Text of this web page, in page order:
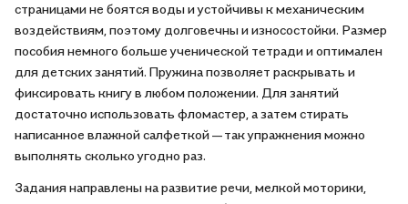
страницами не боятся воды и устойчивы к механическим
воздействиям, поэтому долговечны и износостойки. Размер
пособия немного больше ученической тетради и оптимален
для детских занятий. Пружина позволяет раскрывать и
фиксировать книгу в любом положении. Для занятий
достаточно использовать фломастер, а затем стирать
написанное влажной салфеткой — так упражнения можно
выполнять сколько угодно раз.
Задания направлены на развитие речи, мелкой моторики,